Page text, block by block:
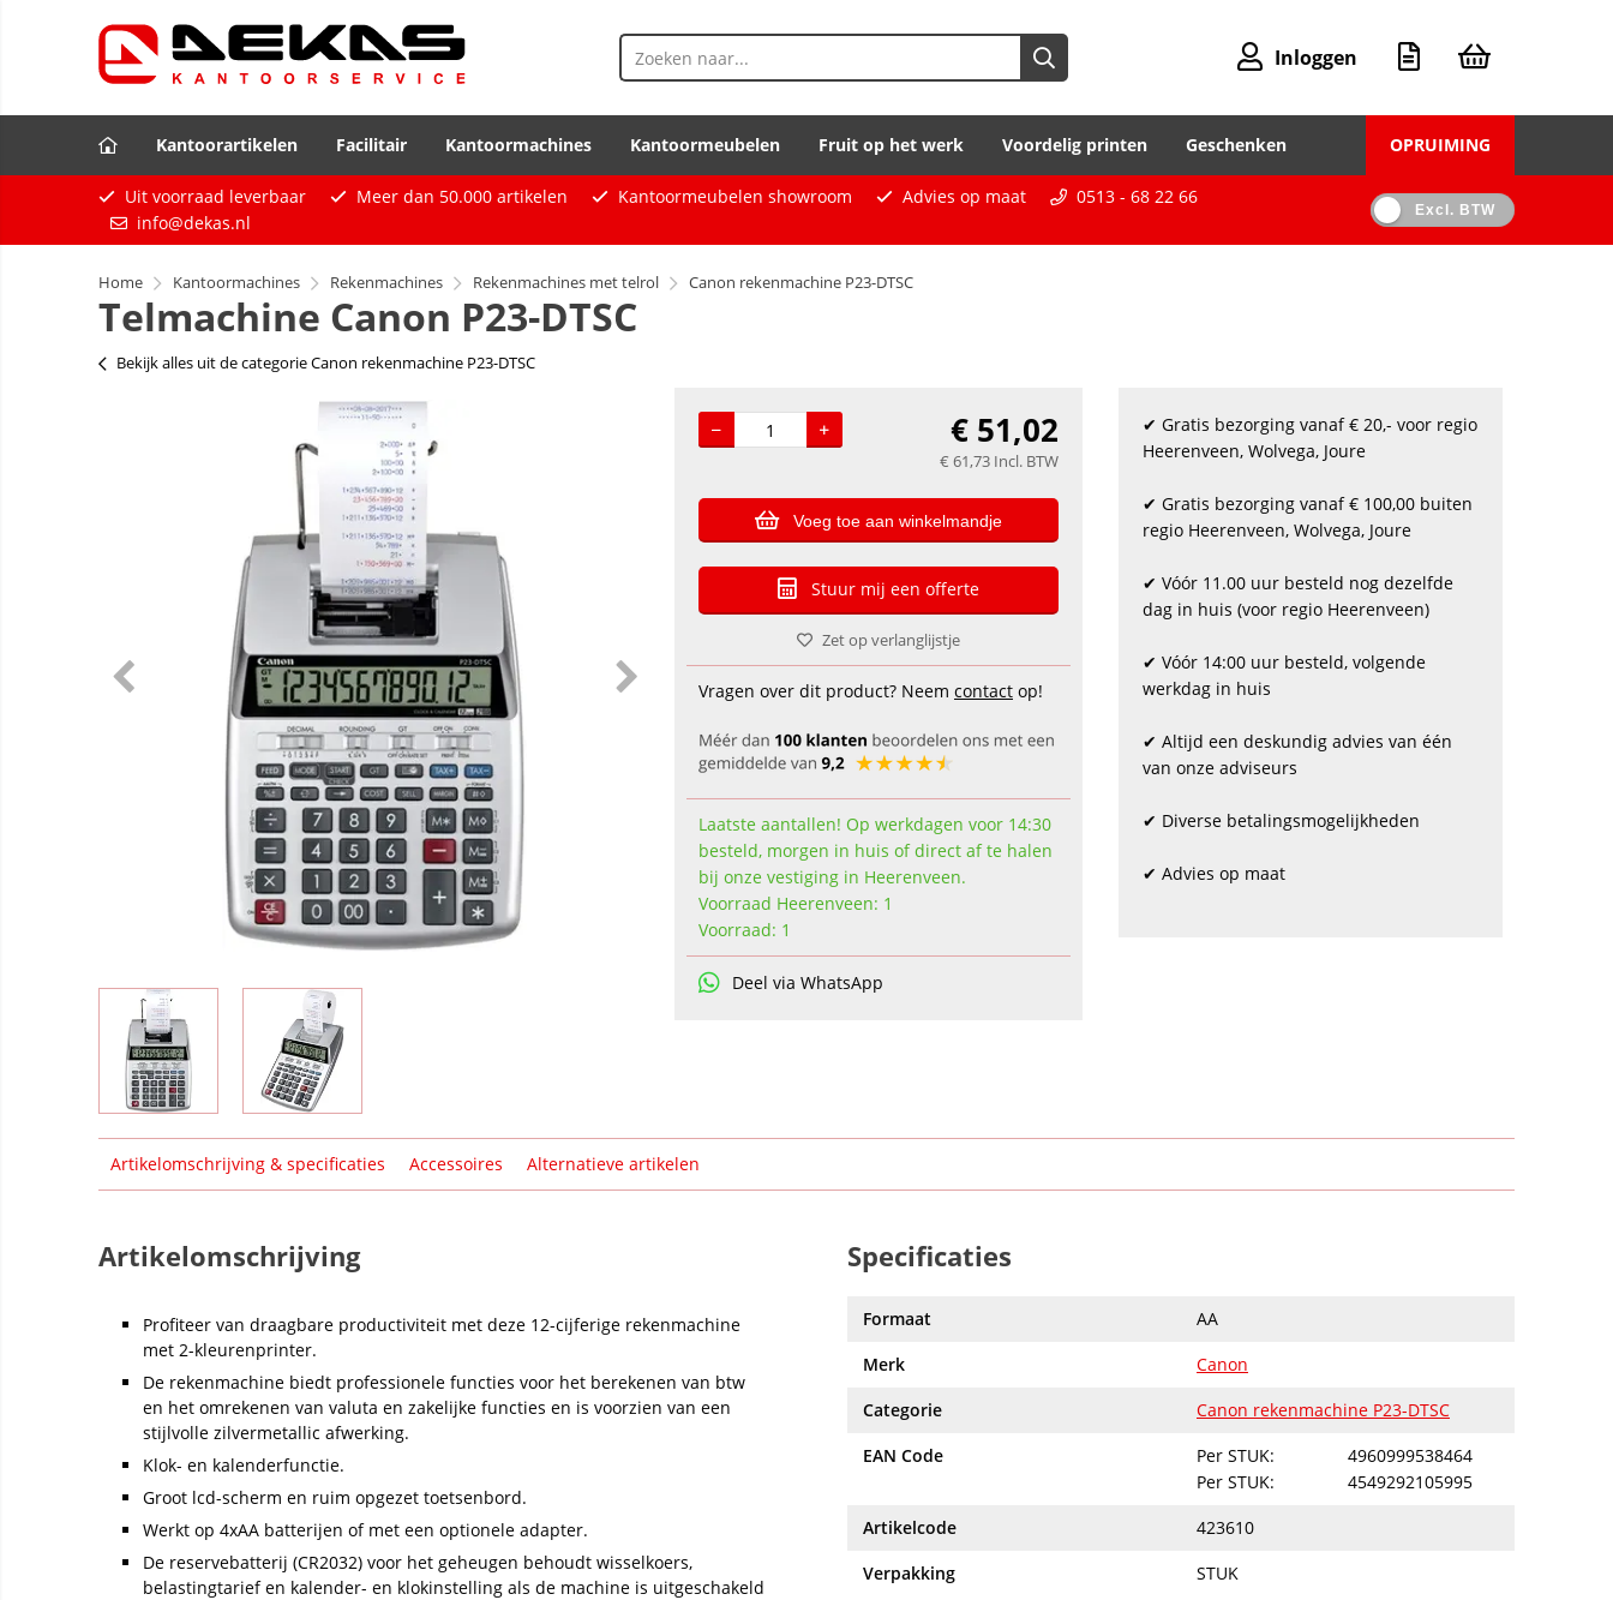
Inloggen
Kantoorartikelen Facilitair Kantoormachines Kantoormeubelen Fruit op het werk Voordelig printen Geschenken OPRUIMING
Uit voorraad leverbaar Meer dan 50.000 artikelen Kantoormeubelen showroom Advies op maat
0513 - 68 22 66
info@dekas.nl
Excl. BTW
Home Kantoormachines Rekenmachines Rekenmachines met telrol Canon rekenmachine P23-DTSC
Telmachine Canon P23-DTSC
Bekijk alles uit de categorie Canon rekenmachine P23-DTSC
€ 51,02
€ 61,73 Incl. BTW
Voeg toe aan winkelmandje
Stuur mij een offerte
Zet op verlanglijstje
Vragen over dit product? Neem contact op!
Laatste aantallen! Op werkdagen voor 14:30
besteld, morgen in huis of direct af te halen
bij onze vestiging in Heerenveen.
Voorraad Heerenveen: 1
Voorraad: 1
Deel via WhatsApp
✔ Gratis bezorging vanaf € 20,- voor regio
Heerenveen, Wolvega, Joure
✔ Gratis bezorging vanaf € 100,00 buiten
regio Heerenveen, Wolvega, Joure
✔ Vóór 11.00 uur besteld nog dezelfde
dag in huis (voor regio Heerenveen)
✔ Vóór 14:00 uur besteld, volgende
werkdag in huis
✔ Altijd een deskundig advies van één
van onze adviseurs
✔ Diverse betalingsmogelijkheden
✔ Advies op maat
Artikelomschrijving & specificaties Accessoires Alternatieve artikelen
Artikelomschrijving
Profiteer van draagbare productiviteit met deze 12-cijferige rekenmachine
met 2-kleurenprinter.
De rekenmachine biedt professionele functies voor het berekenen van btw
en het omrekenen van valuta en zakelijke functies en is voorzien van een
stijlvolle zilvermetallic afwerking.
Klok- en kalenderfunctie.
Groot lcd-scherm en ruim opgezet toetsenbord.
Werkt op 4xAA batterijen of met een optionele adapter.
De reservebatterij (CR2032) voor het geheugen behoudt wisselkoers,
belastingtarief en kalender- en klokinstelling als de machine is uitgeschakeld
Specificaties
Formaat
AA
Merk
Canon
Categorie
Canon rekenmachine P23-DTSC
EAN Code
Per STUK:
4960999538464
Per STUK:
4549292105995
Artikelcode
423610
Verpakking
STUK